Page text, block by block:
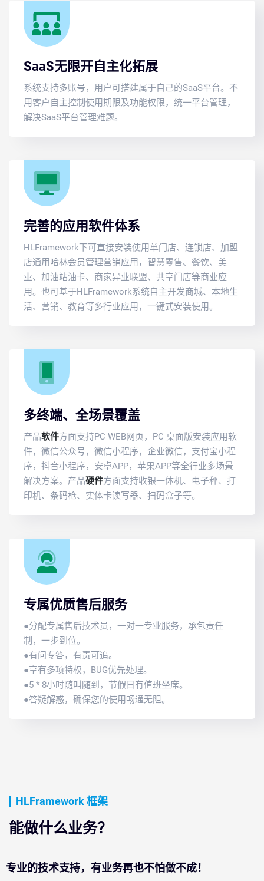
SaaS无限开自主化拓展
系统支持多账号，用户可搭建属于自己的SaaS平台。不
用客户自主控制使用期限及功能权限，统一平台管理，
解决SaaS平台管理难题。
完善的应用软件体系
HLFramework下可直接安装使用单门店、连锁店、加盟
店通用哈林会员管理营销应用，智慧零售、餐饮、美
业、加油站油卡、商家异业联盟、共享门店等商业应
用。也可基于HLFramework系统自主开发商城、本地生
活、营销、教育等多行业应用，一键式安装使用。
多终端、全场景覆盖
产品软件方面支持PC WEB网页，PC 桌面版安装应用软
件，微信公众号，微信小程序，企业微信，支付宝小程
序，抖音小程序，安卓APP，苹果APP等全行业多场景
解决方案。产品硬件方面支持收银一体机、电子秤、打
印机、条码枪、实体卡读写器、扫码盒子等。
专属优质售后服务
●分配专属售后技术员，一对一专业服务，承包责任
制，一步到位。
●有问专答，有责可追。
●享有多项特权，BUG优先处理。
●5 * 8小时随叫随到，节假日有值班坐席。
●答疑解惑，确保您的使用畅通无阻。
HLFramework 框架
能做什么业务？
专业的技术支持，有业务再也不怕做不成！